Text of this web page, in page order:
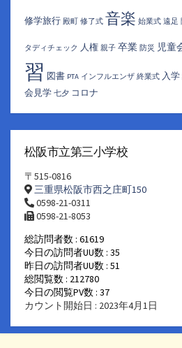
修学旅行 殿町 修了式 音楽 始業式 遠足
タディチェック 人権 親子 卒業 防災 児童
習 図書 PTA インフルエンザ 終業式 入学
会見学 七夕 コロナ
松阪市立第三小学校
〒515-0816
三重県松阪市西之庄町150
0598-21-0311
0598-21-8053
総訪問者数 : 61619
今日の訪問者UU数 : 35
昨日の訪問者UU数 : 51
総閲覧数 : 212780
今日の閲覧PV数 : 37
カウント開始日 : 2023年4月1日